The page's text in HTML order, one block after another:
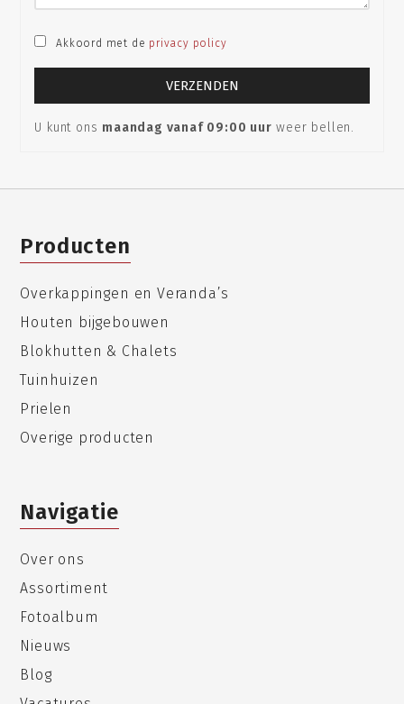
Akkoord met de privacy policy
U kunt ons maandag vanaf 09:00 uur weer bellen.
Producten
Overkappingen en Veranda’s
Houten bijgebouwen
Blokhutten & Chalets
Tuinhuizen
Prielen
Overige producten
Navigatie
Over ons
Assortiment
Fotoalbum
Nieuws
Blog